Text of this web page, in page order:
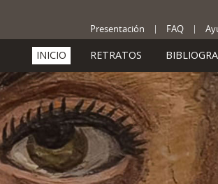
Presentación FAQ
INICIO RETRATOS